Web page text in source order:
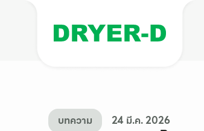
บทความ 24 มี.ค. 2026